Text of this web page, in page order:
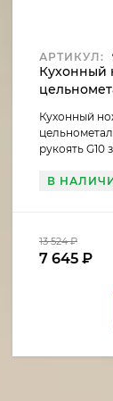
АРТИКУЛ:
Кухонный
рукоять G10
В
13 524₽
7 645 ₽